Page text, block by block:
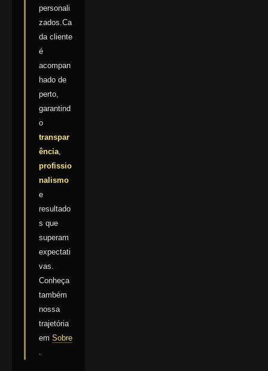
personali
zados.Ca
da cliente
é
acompan
hado de
perto,
garantind
o
transpar
ência
profissio
nalismo
e
resultado
s que
superam
expectati
vas.
Conheça
também
nossa
trajetória
em Sobre